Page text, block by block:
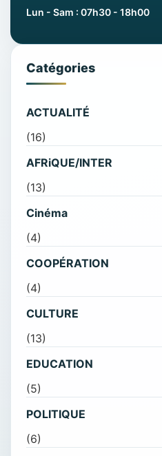
Lun - Sam : 07h30 - 18h00
Catégories
ACTUALITÉ
(16)
AFRiQUE/INTER
(13)
Cinéma
(4)
COOPÉRATION
(4)
CULTURE
(13)
EDUCATION
(5)
POLITIQUE
(6)